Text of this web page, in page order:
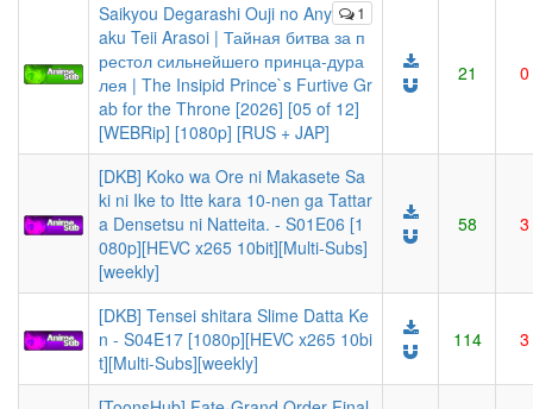
1
Saikyou Degarashi Ouji no Any
aku Teii Arasoi | Тайная битва за п
рестол сильнейшего принца-дура
лея | The Insipid Prince`s Furtive Gr
ab for the Throne [2026] [05 of 12]
[WEBRip] [1080p] [RUS + JAP]
21 0
[DKB] Koko wa Ore ni Makasete Sa
ki ni Ike to Itte kara 10-nen ga Tattar
a Densetsu ni Natteita. - S01E06 [1
080p][HEVC x265 10bit][Multi-Subs]
[weekly]
58 3
[DKB] Tensei shitara Slime Datta Ke
n - S04E17 [1080p][HEVC x265 10bi
t][Multi-Subs][weekly]
114 3